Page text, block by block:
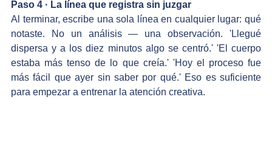
Paso 4 · La línea que registra sin juzgar
Al terminar, escribe una sola línea en cualquier lugar: qué
notaste. No un análisis — una observación. 'Llegué
dispersa y a los diez minutos algo se centró.' 'El cuerpo
estaba más tenso de lo que creía.' 'Hoy el proceso fue
más fácil que ayer sin saber por qué.' Eso es suficiente
para empezar a entrenar la atención creativa.